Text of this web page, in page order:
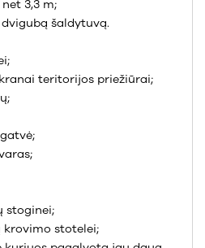
3,3 m;
šaldytuvą.
teritorijos priežiūrai;
stoginei;
stotelei;